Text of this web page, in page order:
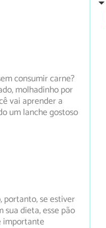
consumir carne?
molhadinho por
vai aprender a
um lanche gostoso
portanto, se estiver
dieta, esse pão
importante